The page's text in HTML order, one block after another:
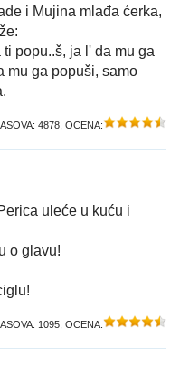
i Mujina mlađa ćerka,
popu..š, ja l' da mu ga
mu ga popuši, samo
4878 , OCENA:
uleće u kuću i
o glavu!
1095 , OCENA: